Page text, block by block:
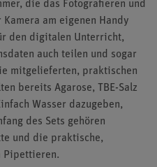
die das Fotografieren und
am eigenen Handy
den digitalen Unterricht,
auch teilen und sogar
mitgelieferten, praktischen
bereits Agarose, TBE-Salz
Wasser dazugeben,
des Sets gehören
und die praktische,
Pipettieren.